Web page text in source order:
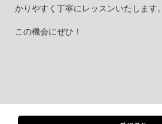
かりやすく丁寧にレッスンいたします。
この機会にぜひ！